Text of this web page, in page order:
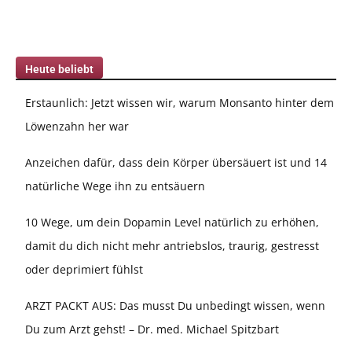
Heute beliebt
Erstaunlich: Jetzt wissen wir, warum Monsanto hinter dem
Löwenzahn her war
Anzeichen dafür, dass dein Körper übersäuert ist und 14
natürliche Wege ihn zu entsäuern
10 Wege, um dein Dopamin Level natürlich zu erhöhen,
damit du dich nicht mehr antriebslos, traurig, gestresst
oder deprimiert fühlst
ARZT PACKT AUS: Das musst Du unbedingt wissen, wenn
Du zum Arzt gehst! – Dr. med. Michael Spitzbart